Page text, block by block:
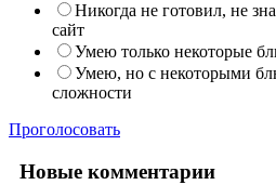
Никогда не готовил, не
сайт
Умею только некоторые
Умею, но с некоторыми
сложности
Проголосовать
Новые комментарии